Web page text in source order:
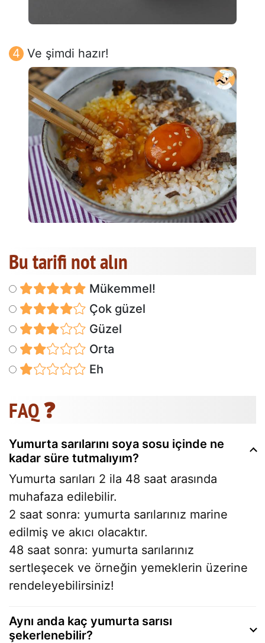
Ve şimdi hazır!
Bu tarifi not alın
Mükemmel!
Çok güzel
Güzel
Orta
Eh
FAQ ❓
Yumurta sarılarını soya sosu içinde ne
kadar süre tutmalıyım?
Yumurta sarıları 2 ila 48 saat arasında
muhafaza edilebilir.
2 saat sonra: yumurta sarılarınız marine
edilmiş ve akıcı olacaktır.
48 saat sonra: yumurta sarılarınız
sertleşecek ve örneğin yemeklerin üzerine
rendeleyebilirsiniz!
Aynı anda kaç yumurta sarısı
şekerlenebilir?